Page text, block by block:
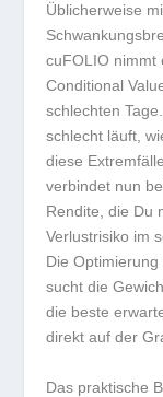
Üblicherweise
cuFOLIO
Conditional
schlechten
schlecht läuft,
diese
verbindet nun
Rendite, die Du
Verlustrisiko im
Die
sucht die
die beste
direkt auf der
Das praktische